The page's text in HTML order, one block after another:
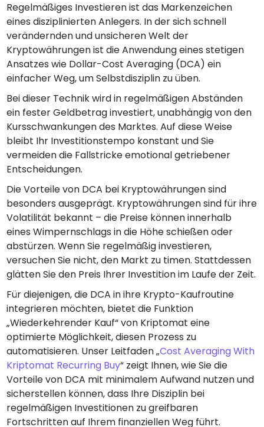
Regelmäßiges Investieren ist das Markenzeichen
eines disziplinierten Anlegers. In der sich schnell
verändernden und unsicheren Welt der
Kryptowährungen ist die Anwendung eines stetigen
Ansatzes wie Dollar-Cost Averaging (DCA) ein
einfacher Weg, um Selbstdisziplin zu üben.
Bei dieser Technik wird in regelmäßigen Abständen
ein fester Geldbetrag investiert, unabhängig von den
Kursschwankungen des Marktes. Auf diese Weise
bleibt Ihr Investitionstempo konstant und Sie
vermeiden die Fallstricke emotional getriebener
Entscheidungen.
Die Vorteile von DCA bei Kryptowährungen sind
besonders ausgeprägt. Kryptowährungen sind für ihre
Volatilität bekannt – die Preise können innerhalb
eines Wimpernschlags in die Höhe schießen oder
abstürzen. Wenn Sie regelmäßig investieren,
versuchen Sie nicht, den Markt zu timen. Stattdessen
glätten Sie den Preis Ihrer Investition im Laufe der Zeit.
Für diejenigen, die DCA in ihre Krypto-Kaufroutine
integrieren möchten, bietet die Funktion
„Wiederkehrender Kauf“ von Kriptomat eine
optimierte Möglichkeit, diesen Prozess zu
automatisieren. Unser Leitfaden „Cost Averaging With
Kriptomat Recurring Buy“ zeigt Ihnen, wie Sie die
Vorteile von DCA mit minimalem Aufwand nutzen und
sicherstellen können, dass Ihre Disziplin bei
regelmäßigen Investitionen zu greifbaren
Fortschritten auf Ihrem finanziellen Weg führt.